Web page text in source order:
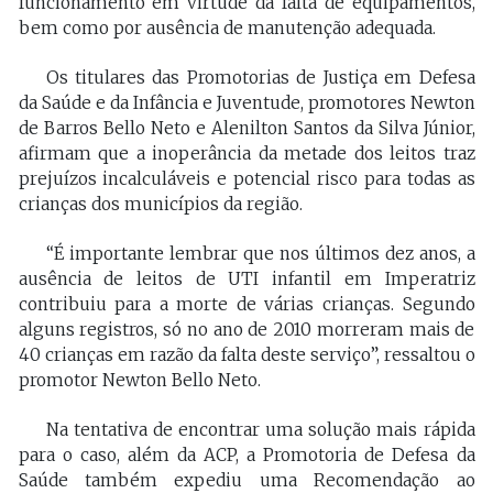
bem como por ausência de manutenção adequada.
Os titulares das Promotorias de Justiça em Defesa
da Saúde e da Infância e Juventude, promotores Newton
de Barros Bello Neto e Alenilton Santos da Silva Júnior,
afirmam que a inoperância da metade dos leitos traz
prejuízos incalculáveis e potencial risco para todas as
crianças dos municípios da região.
“É importante lembrar que nos últimos dez anos, a
ausência de leitos de UTI infantil em Imperatriz
contribuiu para a morte de várias crianças. Segundo
alguns registros, só no ano de 2010 morreram mais de
40 crianças em razão da falta deste serviço”, ressaltou o
promotor Newton Bello Neto.
Na tentativa de encontrar uma solução mais rápida
para o caso, além da ACP, a Promotoria de Defesa da
Saúde também expediu uma Recomendação ao